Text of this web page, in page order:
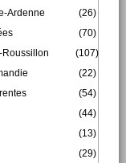
Ardenne
(26)
(70)
Roussillon
(107)
(22)
(54)
(44)
(13)
(29)